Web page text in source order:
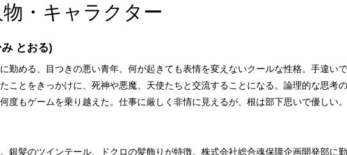
・キャラクター
とおる)
勤める、目つきの悪い青年。何が起きても表情を変えないクールな性格。手違い
ことをきっかけに、死神や悪魔、天使たちと交流することになる。論理的な思考
度もゲームを乗り越えた。仕事に厳しく非情に見えるが、根は部下思いで優しい。
銀髪のツインテール、ドクロの髪飾りが特徴。株式会社総合魂保障企画開発部に